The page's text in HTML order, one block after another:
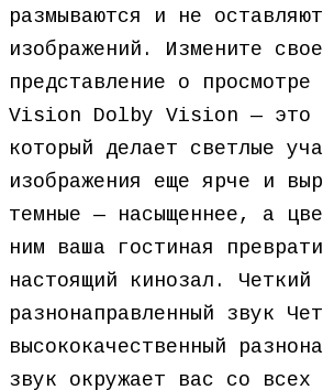
размываются и не
изображений. Измените свое
представление о
Vision Dolby Vision — это
который делает светлые
изображения еще ярче и
темные — насыщеннее, а
ним ваша гостиная
настоящий кинозал. Четкий
разнонаправленный звук
высококачественный
звук окружает вас со всех